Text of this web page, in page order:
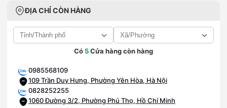
ĐỊA CHỈ CÒN HÀNG
Có 5Cửa hàng còn hàng
0985568109
109 Trần Duy Hưng, Phường Yên Hòa, Hà Nội
0828252255
1060 Đường 3/2, Phường Phú Thọ, Hồ Chí Minh